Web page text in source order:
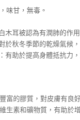
味甘，無毒。
木耳被認為有潤肺的作
於秋冬季節的乾燥氣候
：有助於提高身體抵抗力
富的膠質，對皮膚有良
生素和礦物質，有助於